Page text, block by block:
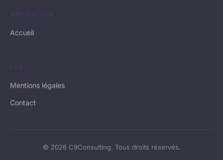
NAVIGATION
Accueil
LÉGAL
Mentions légales
Contact
© 2026 C9Consulting. Tous droits réservés.